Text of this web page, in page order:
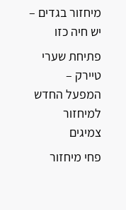
מיחזור בגדים –
יש חיה כזו
פתיחת שערי
טיירק –
המפעל החדש
למיחזור
צמיגים
פחי מיחזור